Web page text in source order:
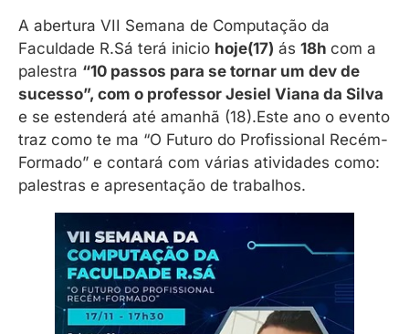
A abertura VII Semana de Computação da
Faculdade R.Sá terá inicio hoje(17) ás 18h com a
palestra “10 passos para se tornar um dev de
sucesso”, com o professor Jesiel Viana da Silva
e se estenderá até amanhã (18).Este ano o evento
traz como te ma “O Futuro do Profissional Recém-
Formado” e contará com várias atividades como:
palestras e apresentação de trabalhos.